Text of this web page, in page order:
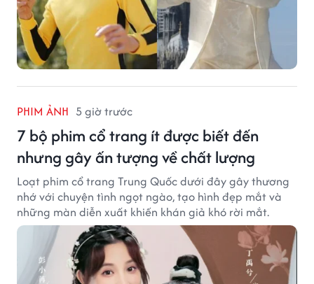
PHIM ẢNH 5 giờ trước
7 bộ phim cổ trang ít được biết đến
nhưng gây ấn tượng về chất lượng
Loạt phim cổ trang Trung Quốc dưới đây gây thương
nhớ với chuyện tình ngọt ngào, tạo hình đẹp mắt và
những màn diễn xuất khiến khán giả khó rời mắt.